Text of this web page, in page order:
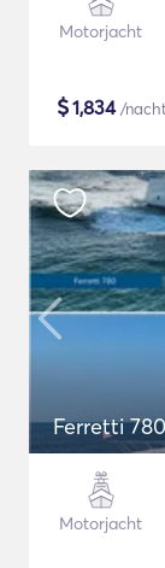
Motorjacht
$1,834/
Ferretti 780
Motorjacht